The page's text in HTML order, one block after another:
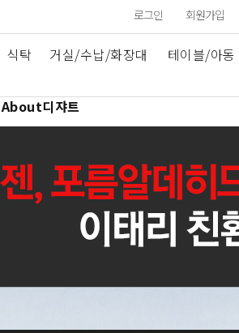
식탁 거실/수납/화장대 테이블/아동
About디쟈트
로그인 회원가입